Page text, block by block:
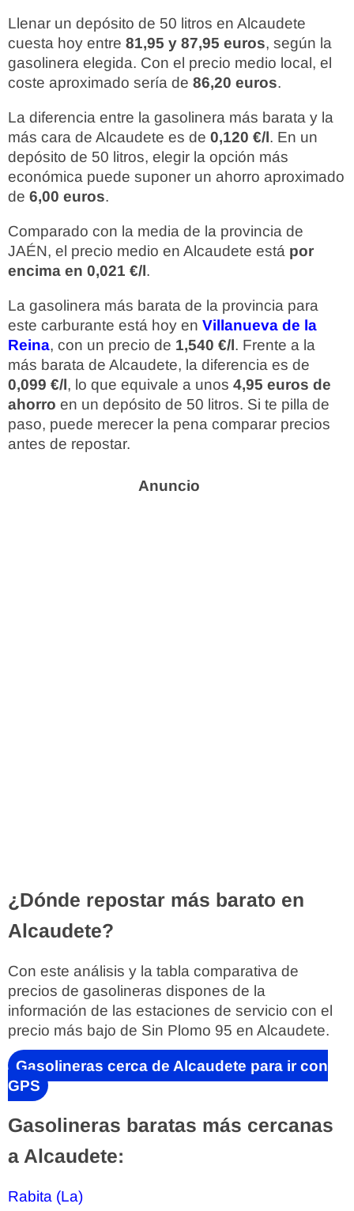
Llenar un depósito de 50 litros en Alcaudete
cuesta hoy entre 81,95 y 87,95 euros, según la
gasolinera elegida. Con el precio medio local, el
coste aproximado sería de 86,20 euros.
La diferencia entre la gasolinera más barata y la
más cara de Alcaudete es de 0,120 €/l. En un
depósito de 50 litros, elegir la opción más
económica puede suponer un ahorro aproximado
de 6,00 euros.
Comparado con la media de la provincia de
JAÉN, el precio medio en Alcaudete está por
encima en 0,021 €/l.
La gasolinera más barata de la provincia para
este carburante está hoy en Villanueva de la
Reina, con un precio de 1,540 €/l. Frente a la
más barata de Alcaudete, la diferencia es de
0,099 €/l, lo que equivale a unos 4,95 euros de
ahorro en un depósito de 50 litros. Si te pilla de
paso, puede merecer la pena comparar precios
antes de repostar.
¿Dónde repostar más barato en
Alcaudete?
Con este análisis y la tabla comparativa de
precios de gasolineras dispones de la
información de las estaciones de servicio con el
precio más bajo de Sin Plomo 95 en Alcaudete.
Gasolineras cerca de Alcaudete para ir con
GPS
Gasolineras baratas más cercanas
a Alcaudete:
Rabita (La)